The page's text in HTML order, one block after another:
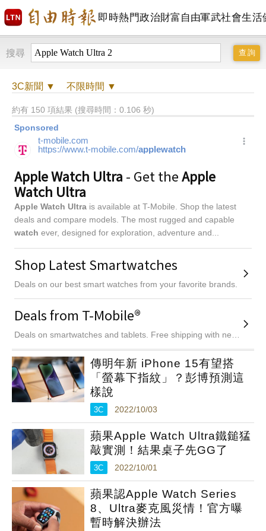
即時熱門政治財富自由軍武社會生活
搜尋
3C新聞 ▼ 不限時間 ▼
約有 150 項結果 (搜尋時間：0.106 秒)
傳明年新 iPhone 15有望搭
「螢幕下指紋」？彭博預測這
樣說
3C 2022/10/03
蘋果Apple Watch Ultra鐵鎚猛
敲實測！結果桌子先GG了
3C 2022/10/01
蘋果認Apple Watch Series
8、Ultra麥克風災情！官方曝
暫時解決辦法